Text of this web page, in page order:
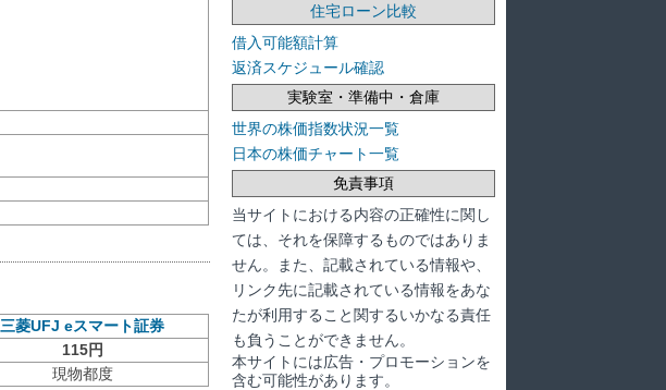
三菱UFJ eスマート証券
115円
現物都度
住宅ローン比較
借入可能額計算
返済スケジュール確認
実験室・準備中・倉庫
世界の株価指数状況一覧
日本の株価チャート一覧
免責事項
当サイトにおける内容の正確性に関し
ては、それを保障するものではありま
せん。また、記載されている情報や、
リンク先に記載されている情報をあな
たが利用すること関するいかなる責任
も負うことができません。
本サイトには広告・プロモーションを
含む可能性があります。